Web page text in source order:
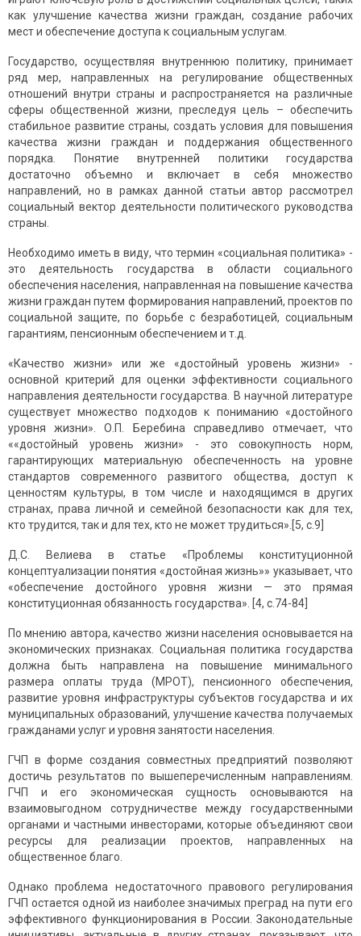
как улучшение качества жизни граждан, создание рабочих
мест и обеспечение доступа к социальным услугам.
Государство, осуществляя внутреннюю политику, принимает
ряд мер, направленных на регулирование общественных
отношений внутри страны и распространяется на различные
сферы общественной жизни, преследуя цель – обеспечить
стабильное развитие страны, создать условия для повышения
качества жизни граждан и поддержания общественного
порядка. Понятие внутренней политики государства
достаточно объемно и включает в себя множество
направлений, но в рамках данной статьи автор рассмотрел
социальный вектор деятельности политического руководства
страны.
Необходимо иметь в виду, что термин «социальная политика» -
это деятельность государства в области социального
обеспечения населения, направленная на повышение качества
жизни граждан путем формирования направлений, проектов по
социальной защите, по борьбе с безработицей, социальным
гарантиям, пенсионным обеспечением и т.д.
«Качество жизни» или же «достойный уровень жизни» -
основной критерий для оценки эффективности социального
направления деятельности государства. В научной литературе
существует множество подходов к пониманию «достойного
уровня жизни». О.П. Беребина справедливо отмечает, что
««достойный уровень жизни» - это совокупность норм,
гарантирующих материальную обеспеченность на уровне
стандартов современного развитого общества, доступ к
ценностям культуры, в том числе и находящимся в других
странах, права личной и семейной безопасности как для тех,
кто трудится, так и для тех, кто не может трудиться».[5, с.9]
Д.С. Велиева в статье «Проблемы конституционной
концептуализации понятия «достойная жизнь»» указывает, что
«обеспечение достойного уровня жизни — это прямая
конституционная обязанность государства». [4, с.74-84]
По мнению автора, качество жизни населения основывается на
экономических признаках. Социальная политика государства
должна быть направлена на повышение минимального
размера оплаты труда (МРОТ), пенсионного обеспечения,
развитие уровня инфраструктуры субъектов государства и их
муниципальных образований, улучшение качества получаемых
гражданами услуг и уровня занятости населения.
ГЧП в форме создания совместных предприятий позволяют
достичь результатов по вышеперечисленным направлениям.
ГЧП и его экономическая сущность основываются на
взаимовыгодном сотрудничестве между государственными
органами и частными инвесторами, которые объединяют свои
ресурсы для реализации проектов, направленных на
общественное благо.
Однако проблема недостаточного правового регулирования
ГЧП остается одной из наиболее значимых преград на пути его
эффективного функционирования в России. Законодательные